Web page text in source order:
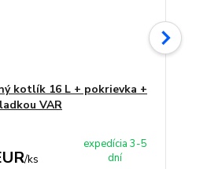
kotlík 16 L + pokrievka +
VAR
/ks
expedícia 3-5
dní